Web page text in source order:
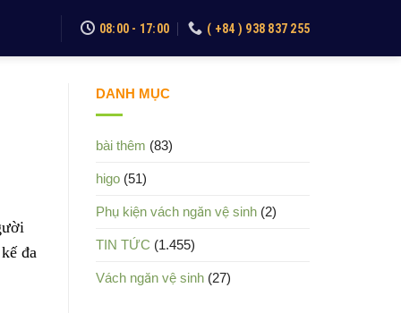
08:00 - 17:00 ( +84 ) 938 837 255
đa
DANH MỤC
bài thêm (83)
higo (51)
Phụ kiện vách ngăn vệ sinh (2)
TIN TỨC (1.455)
Vách ngăn vệ sinh (27)